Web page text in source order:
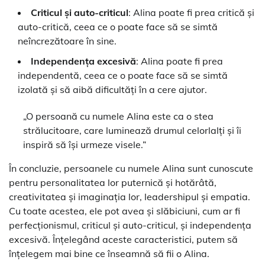
Criticul și auto-criticul: Alina poate fi prea critică și
auto-critică, ceea ce o poate face să se simtă
neîncrezătoare în sine.
Independența excesivă: Alina poate fi prea
independentă, ceea ce o poate face să se simtă
izolată și să aibă dificultăți în a cere ajutor.
„O persoană cu numele Alina este ca o stea
strălucitoare, care luminează drumul celorlalți și îi
inspiră să își urmeze visele.”
În concluzie, persoanele cu numele Alina sunt cunoscute
pentru personalitatea lor puternică și hotărâtă,
creativitatea și imaginația lor, leadershipul și empatia.
Cu toate acestea, ele pot avea și slăbiciuni, cum ar fi
perfecționismul, criticul și auto-criticul, și independența
excesivă. Înțelegând aceste caracteristici, putem să
înțelegem mai bine ce înseamnă să fii o Alina.